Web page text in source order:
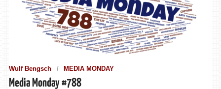
Wulf Bengsch MEDIA MONDAY
Media Monday #788